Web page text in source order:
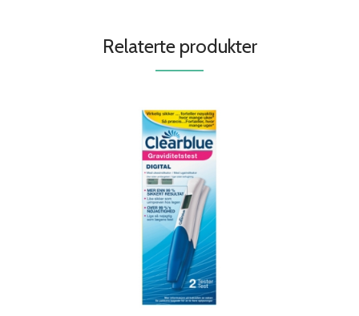
Relaterte produkter